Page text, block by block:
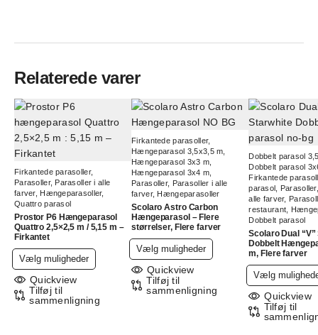
Relaterede varer
Firkantede parasoller,
Parasoller, Parasoller i alle
farver, Hængeparasoller,
Quattro parasol
Prostor P6 Hængeparasol
Quattro 2,5×2,5 m / 5,15 m –
Firkantet
Vælg muligheder
vare
flere
Quickview
Tilføj til
sammenligning
Firkantede parasoller,
Hængeparasol 3,5x3,5 m
Hængeparasol 3x3 m
Hængeparasol 3x4 m
Parasoller, Parasoller i alle
farver, Hængeparasoller
Scolaro Astro Carbon
Hængeparasol – Flere
størrelser, Flere farver
Vælg muligheder
vare
flere
varianter.
Mulighederne
Quickview
Tilføj til
sammenligning
Dobbelt parasol
Dobbelt parasol
Firkantede
parasol
Parasoller
alle farver,
restaurant
Dobbelt parasol
Scolaro Dual
Dobbelt
m, Flere farver
Vælg
Quickview
Tilføj til